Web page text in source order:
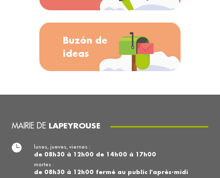
Buzón de
ideas
MAIRIE DE LAPEYROUSE
lunes, jueves, viernes :
de 08h30 à 12h00 de 14h00 à 17h00
martes :
de 08h30 à 12h00 fermé au public l'après-midi